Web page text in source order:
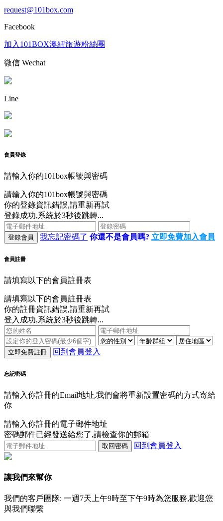
request@101box.com
Facebook
加入101BOX澳紐旅遊粉絲團
微信 Wechat
Line
會員登錄
請輸入你的101box帳號與密碼
請輸入你的101box帳號與密碼
你的登錄資訊錯誤,請重新再試
登錄成功,系統於3秒後跳轉...
登錄會員 我忘記密碼了 你還不是會員嗎? 立即免費加入會員
會員註冊
請填寫以下的會員註冊表
請填寫以下的會員註冊表
你的註冊資訊錯誤,請重新再試
登入成功,系統於3秒後跳轉...
立即免費註冊 回到會員登入
忘記密碼
請輸入你註冊的Email地址,我們會將重新設置密碼的方式寄給
你
請輸入你註冊的電子郵件地址
密碼郵件已經發送給您了,請檢查你的郵箱
取回密碼 回到會員登入
讓我們來幫你
我們的客戶團隊: 一週7天上午9時至下午9時為您服務,歡迎您
與我們聯繫